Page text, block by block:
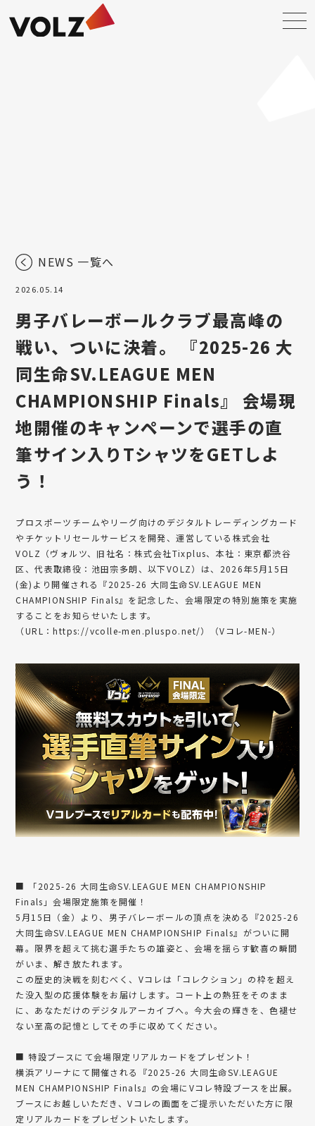
NEWS 一覧へ
2026.05.14
男子バレーボールクラブ最高峰の
戦い、ついに決着。 『2025-26 大
同生命SV.LEAGUE MEN
CHAMPIONSHIP Finals』 会場現
地開催のキャンペーンで選手の直
筆サイン入りTシャツをGETしよ
う！
プロスポーツチームやリーグ向けのデジタルトレーディングカード
やチケットリセールサービスを開発、運営している株式会社
VOLZ（ヴォルツ、旧社名：株式会社Tixplus、本社：東京都渋谷
区、代表取締役：池田宗多朗、以下VOLZ）は、2026年5月15日
(金)より開催される『2025-26 大同生命SV.LEAGUE MEN
CHAMPIONSHIP Finals』を記念した、会場限定の特別施策を実施
することをお知らせいたします。
（URL：https://vcolle-men.pluspo.net/）（Vコレ-MEN-）
■ 「2025-26 大同生命SV.LEAGUE MEN CHAMPIONSHIP
Finals」会場限定施策を開催！
5月15日（金）より、男子バレーボールの頂点を決める『2025-26
大同生命SV.LEAGUE MEN CHAMPIONSHIP Finals』がついに開
幕。限界を超えて挑む選手たちの雄姿と、会場を揺らす歓喜の瞬間
がいま、解き放たれます。
この歴史的決戦を刻むべく、Vコレは「コレクション」の枠を超え
た没入型の応援体験をお届けします。コート上の熱狂をそのまま
に、あなただけのデジタルアーカイブへ。今大会の輝きを、色褪せ
ない至高の記憶としてその手に収めてください。
■ 特設ブースにて会場限定リアルカードをプレゼント！
横浜アリーナにて開催される『2025-26 大同生命SV.LEAGUE
MEN CHAMPIONSHIP Finals』の会場にVコレ特設ブースを出展。
ブースにお越しいただき、Vコレの画面をご提示いただいた方に限
定リアルカードをプレゼントいたします。